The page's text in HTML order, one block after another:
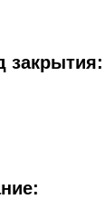
закрытия: